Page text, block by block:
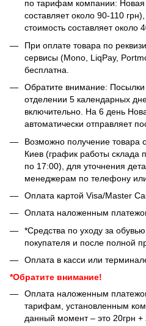
по тарифам компании: Новая
составляет около 90-110
стоимость составляет около
При оплате товара по
сервисы (Mono, LiqPay,
бесплатна.
Обратите внимание:
отделении 5 календарных
включительно. На 6 день
автоматически отправляет
Возможно получение товара
Киев (график работы склада
по 17:00), для уточнения
менеджерам по телефону
Оплата картой Visa/Master
Оплата наложенным
*Средства по уходу за
покупателя и после полной
Оплата в касси или
*Обратите внимание!
Оплата наложенным
тарифам, установленным
данный момент – это 20грн